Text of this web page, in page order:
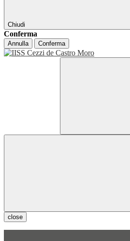
Chiudi
Conferma
Annulla Conferma
close